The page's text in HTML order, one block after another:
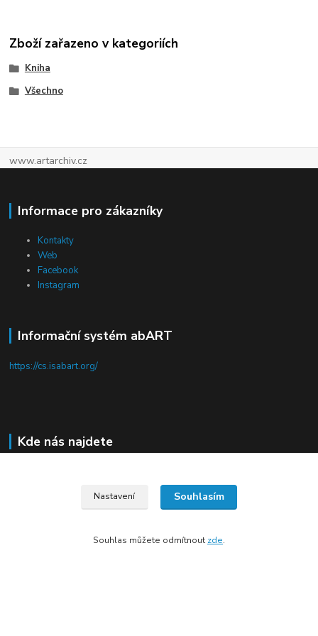
Zboží zařazeno v kategoriích
Kniha
Všechno
www.artarchiv.cz
Informace pro zákazníky
Kontakty
Web
Facebook
Instagram
Informační systém abART
https://cs.isabart.org/
Kde nás najdete
Nastavení Souhlasím
Souhlas můžete odmítnout zde.